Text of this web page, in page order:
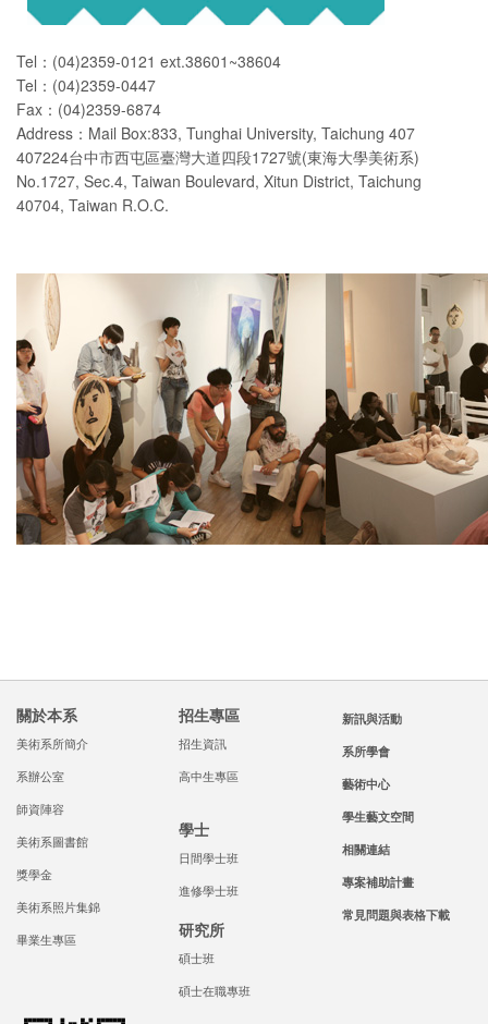
Tel：(04)2359-0121 ext.38601~38604
Tel：(04)2359-0447
Fax：(04)2359-6874
Address：Mail Box:833, Tunghai University, Taichung 407
407224台中市西屯區臺灣大道四段1727號(東海大學美術系)
No.1727, Sec.4, Taiwan Boulevard, Xitun District, Taichung
40704, Taiwan R.O.C.
關於本系
美術系所簡介
系辦公室
師資陣容
美術系圖書館
獎學金
美術系照片集錦
畢業生專區
招生專區
招生資訊
高中生專區
學士
日間學士班
進修學士班
研究所
碩士班
碩士在職專班
新訊與活動
系所學會
藝術中心
學生藝文空間
相關連結
專案補助計畫
常見問題與表格下載